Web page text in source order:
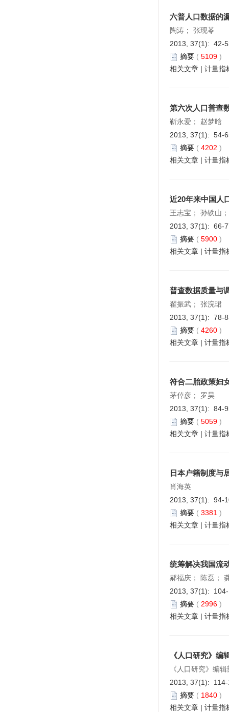
六普人口数据的
陶涛； 张现苓
2013, 37(1): 42-
摘要 ( 5109 )
相关文章 | 计量指
第六次人口普查
靳永爱； 赵梦晗
2013, 37(1): 54-
摘要 ( 4202 )
相关文章 | 计量指
近20年来中国人
王志宝； 孙铁山
2013, 37(1): 66-
摘要 ( 5900 )
相关文章 | 计量指
普查数据质量与
翟振武； 张浣珺
2013, 37(1): 78-
摘要 ( 4260 )
相关文章 | 计量指
符合二胎政策妇
茅倬彦； 罗昊
2013, 37(1): 84-
摘要 ( 5059 )
相关文章 | 计量指
日本户籍制度与
肖海英
2013, 37(1): 94-
摘要 ( 3381 )
相关文章 | 计量指
统筹解决我国流
郝福庆； 陈磊；
2013, 37(1):
摘要 ( 2996 )
相关文章 | 计量指
《人口研究》编
《人口研究》编辑
2013, 37(1):
摘要 ( 1840 )
相关文章 | 计量指